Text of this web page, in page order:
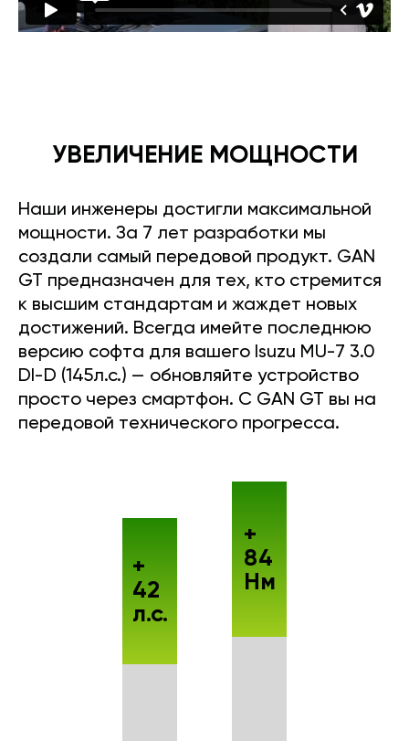
УВЕЛИЧЕНИЕ МОЩНОСТИ
Наши инженеры достигли максимальной
мощности. За 7 лет разработки мы
создали самый передовой продукт. GAN
GT предназначен для тех, кто стремится
к высшим стандартам и жаждет новых
достижений. Всегда имейте последнюю
версию софта для вашего Isuzu MU-7 3.0
DI-D (145л.с.) — обновляйте устройство
просто через смартфон. С GAN GT вы на
передовой технического прогресса.
+
42
л.с.
+
84
Нм